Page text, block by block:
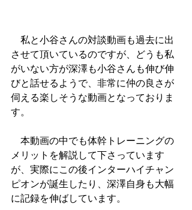
私と小谷さんの対談動画も過去に出
させて頂いているのですが、どうも私
がいない方が深澤も小谷さんも伸び伸
びと話せるようで、非常に仲の良さが
伺える楽しそうな動画となっておりま
す。
本動画の中でも体幹トレーニングの
メリットを解説して下さっています
が、実際にこの後インターハイチャン
ピオンが誕生したり、深澤自身も大幅
に記録を伸ばしています。